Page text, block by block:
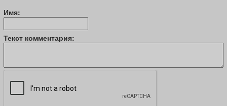
Имя:
Текст комментария: